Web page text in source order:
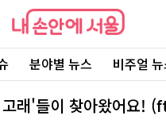
내
손
에
울
분야별 뉴스 비주얼
래'들이 찾아왔어요!